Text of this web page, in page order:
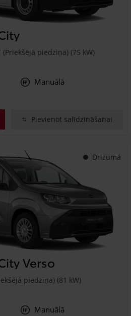
piedziņa) (75 kW)
Manuālā
Pievienot salīdzināšanai
Drīzumā
Verso
piedziņa) (81 kW)
Manuālā